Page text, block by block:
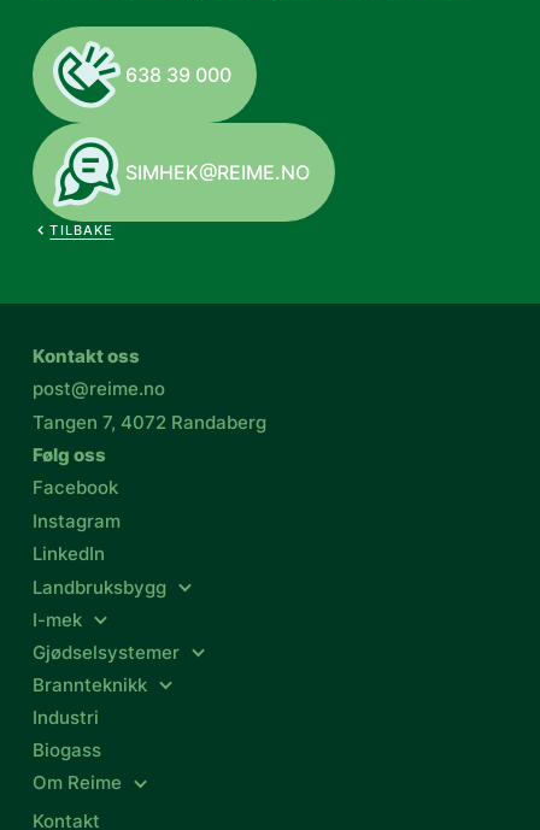
638 39 000
SIMHEK@REIME.NO
TILBAKE
Kontakt oss
post@reime.no
Tangen 7, 4072 Randaberg
Følg oss
Facebook
Instagram
LinkedIn
Landbruksbygg
I-mek
Gjødselsystemer
Brannteknikk
Industri
Biogass
Om Reime
Kontakt